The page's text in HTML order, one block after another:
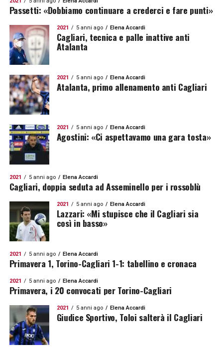
Passetti: «Dobbiamo continuare a crederci e fare punti»
2021 5 anni ago Elena Accardi
Cagliari, tecnica e palle inattive anti
Atalanta
2021 5 anni ago Elena Accardi
Atalanta, primo allenamento anti Cagliari
2021 5 anni ago Elena Accardi
Agostini: «Ci aspettavamo una gara tosta»
2021 5 anni ago Elena Accardi
Cagliari, doppia seduta ad Asseminello per i rossoblù
2021 5 anni ago Elena Accardi
Lazzari: «Mi stupisce che il Cagliari sia
così in basso»
2021 5 anni ago Elena Accardi
Primavera 1, Torino-Cagliari 1-1: tabellino e cronaca
2021 5 anni ago Elena Accardi
Primavera, i 20 convocati per Torino-Cagliari
2021 5 anni ago Elena Accardi
Giudice Sportivo, Toloi salterà il Cagliari